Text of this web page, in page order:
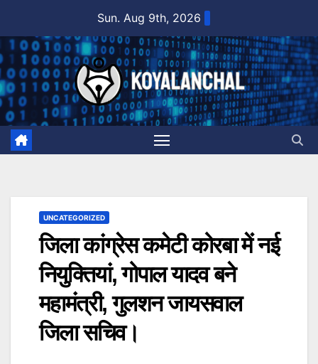
content
Sun. Aug 9th, 2026
UNCATEGORIZED
जिला कांग्रेस कमेटी कोरबा में नई
नियुक्तियां, गोपाल यादव बने
महामंत्री, गुलशन जायसवाल
जिला सचिव।